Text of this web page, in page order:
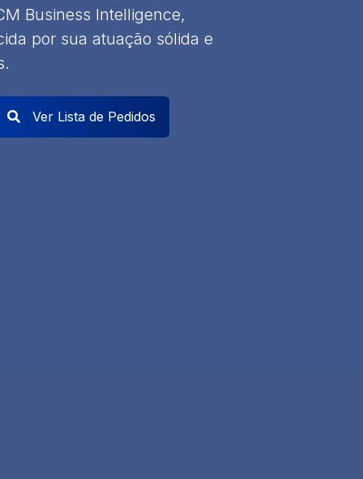
Business Intelligence,
por sua atuação sólida e
Ver Lista de Pedidos